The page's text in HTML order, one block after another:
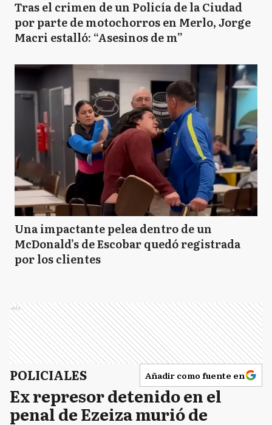
Tras el crimen de un Policía de la Ciudad
por parte de motochorros en Merlo, Jorge
Macri estalló: “Asesinos de m”
Una impactante pelea dentro de un
McDonald’s de Escobar quedó registrada
por los clientes
Ads
POLICIALES Añadir como fuente en
Ex represor detenido en el
penal de Ezeiza murió de